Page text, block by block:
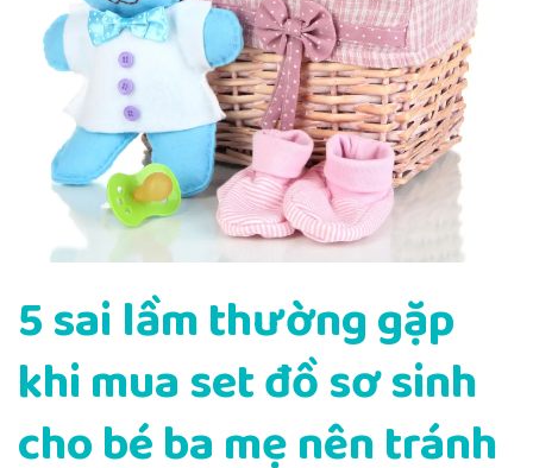
5 sai lầm thường gặp
khi mua set đồ sơ sinh
cho bé ba mẹ nên tránh